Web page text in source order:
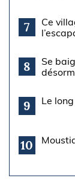
7
Ce
8
Se
9 Le
10